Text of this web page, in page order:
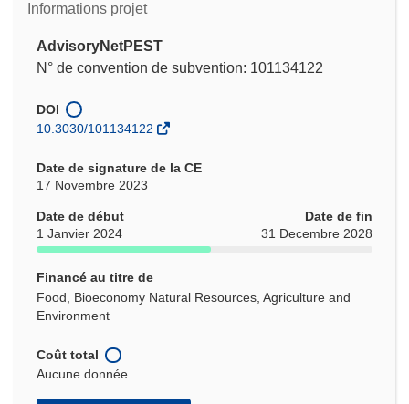
Informations projet
AdvisoryNetPEST
N° de convention de subvention: 101134122
DOI
10.3030/101134122
Date de signature de la CE
17 Novembre 2023
Date de début
1 Janvier 2024
Date de fin
31 Decembre 2028
Financé au titre de
Food, Bioeconomy Natural Resources, Agriculture and
Environment
Coût total
Aucune donnée